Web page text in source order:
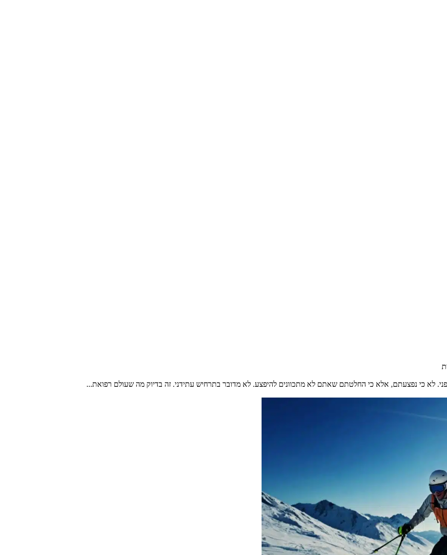
לא כי נפצעתם, אלא כי החלטתם שאתם לא מתכוונים להיפצע. לא מדובר בתרחיש עתידני. זה בדיוק מה שעולם רפואת...